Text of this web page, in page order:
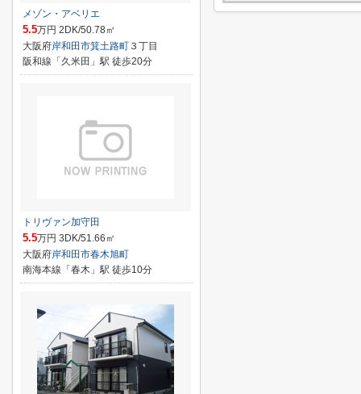
メゾン・アベリエ
5.5万円 2DK/50.78㎡
大阪府岸和田市箕土路町 ３丁目
阪和線「久米田」駅 徒歩20分
トリヴァン加守田
5.5万円 3DK/51.66㎡
大阪府岸和田市春木旭町
南海本線「春木」駅 徒歩10分